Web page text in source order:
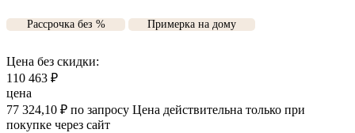
Рассрочка без % Примерка на дому
Цена без скидки:
110 463 ₽
цена
77 324,10 ₽ по запросу Цена действительна только при
покупке через сайт